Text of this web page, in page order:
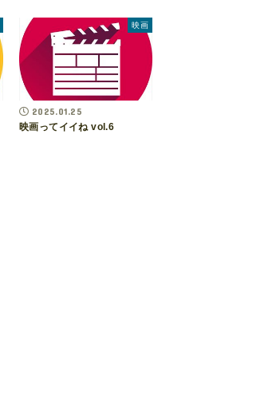
映画
2025.01.25
映画ってイイね vol.6